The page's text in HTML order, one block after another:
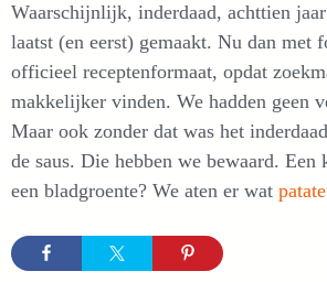
Waarschijnlijk, inderdaad, achttien
laatst (en eerst) gemaakt. Nu dan met
officieel receptenformaat, opdat
makkelijker vinden. We hadden geen
Maar ook zonder dat was het
de saus. Die hebben we bewaard. Een
een bladgroente? We aten er wat